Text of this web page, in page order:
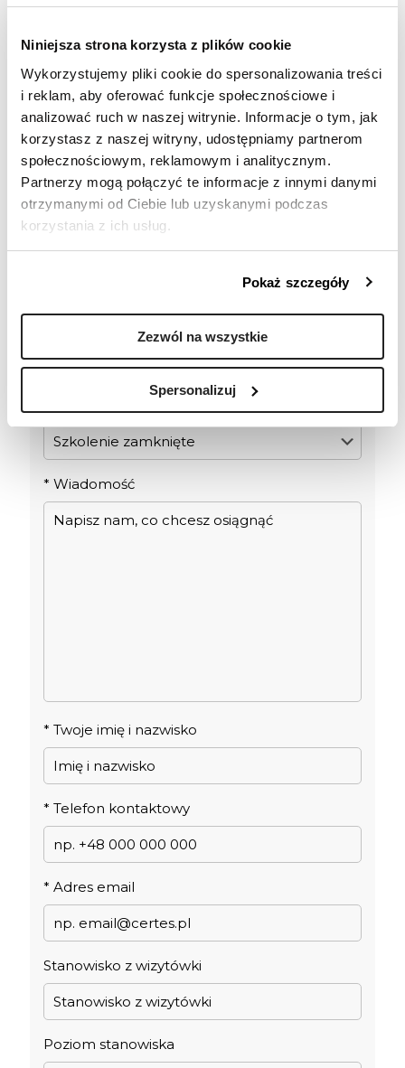
Niniejsza strona korzysta z plików cookie
Wykorzystujemy pliki cookie do spersonalizowania treści
i reklam, aby oferować funkcje społecznościowe i
analizować ruch w naszej witrynie. Informacje o tym, jak
korzystasz z naszej witryny, udostępniamy partnerom
społecznościowym, reklamowym i analitycznym.
Partnerzy mogą połączyć te informacje z innymi danymi
otrzymanymi od Ciebie lub uzyskanymi podczas
korzystania z ich usług.
Pokaż szczegóły
Zezwól na wszystkie
Spersonalizuj
Czar, Dowodzenie, Dyscyplina, Elastyczność,
Intelekt, Komunikatywność, Kontekst,
Odpowiedzialność, Optymista, Organizator,
Osiąganie, Poważanie, Pryncypialność,
Rozwaga, Rozwijanie innych, Rywalizacja,
Strateg, Uczenie się, Ukierunkowanie, Wiara
w siebie, Wizjoner, Współzależność,
Zbieranie, Zgodność.
Chcesz wiedzieć więcej?
obowiązkowym
* Wiadomość
* Twoje imię i nazwisko
* Telefon kontaktowy
* Adres email
Stanowisko z wizytówki
Poziom stanowiska